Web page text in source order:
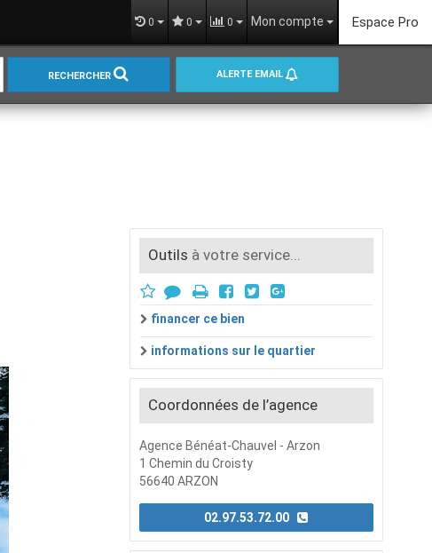
0 0 0 Mon compte Espace Pro
RECHERCHER ALERTE EMAIL
Outils à votre service...
financer ce bien
informations sur le quartier
Coordonnées de l’agence
Agence Bénéat-Chauvel - Arzon
1 Chemin du Croisty
56640 ARZON
02.97.53.72.00